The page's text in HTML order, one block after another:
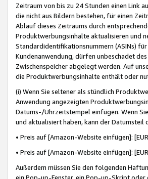
Zeitraum von bis zu 24 Stunden einen Link
die nicht aus Bildern bestehen, für einen
Ablauf dieses Zeitraums durch
Produktwerbungsinhalte aktualisieren und
Standardidentifikationsnummern (ASINs)
Kundenanwendung, dürfen unbeschadet
Zwischenspeicher abgelegt werden. Auf
die Produktwerbungsinhalte enthält oder
(i) Wenn Sie seltener als stündlich
Anwendung angezeigten
Datums-/Uhrzeitstempel einfügen. Wenn
und aktualisiert haben, kann der Datumsteil
• Preis auf [Amazon-Website einfügen]:
• Preis auf [Amazon-Website einfügen]:
Außerdem müssen Sie den folgenden
ein Pop-up-Fenster, ein Pop-up-Skript